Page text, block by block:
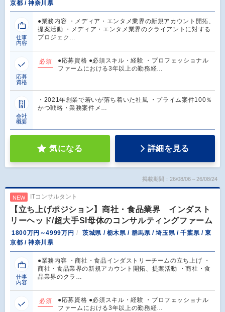
京都 / 神奈川県
仕事
内容
●業務内容 ・メディア・エンタメ業界の新規アカウント開拓、
提案活動 ・メディア・エンタメ業界のクライアントに対する
プロジェク…
応募
資格
必須
●応募資格 ●必須スキル・経験 ・プロフェッショナル
ファームにおける3年以上の勤務経…
会社
概要
・2021年創業で若いが落ち着いた社風 ・プライム案件100％
かつ戦略・業務案件メ…
気になる 詳細を見る
掲載期間：26/08/06～26/08/24
NEW ITコンサルタント
【立ち上げポジション】商社・食品業界 インダスト
リーヘッド/超大手SI母体のコンサルティングファーム
1800万円～4999万円
茨城県 / 栃木県 / 群馬県 / 埼玉県 / 千葉県 / 東
京都 / 神奈川県
仕事
内容
●業務内容 ・商社・食品インダストリーチームの立ち上げ ・
商社・食品業界の新規アカウント開拓、提案活動 ・商社・食
品業界のクラ…
必須
●応募資格 ●必須スキル・経験 ・プロフェッショナル
ファームにおける3年以上の勤務経…